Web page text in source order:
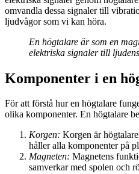
omvandla dessa signaler till
ljudvågor som vi kan höra.
En högtalare är som en
elektriska signaler till
Komponenter i en
För att förstå hur en högtalare
olika komponenter. En högtalare
Korgen: Korgen är
håller alla komponenter på
Magneten: Magnetens
samverkar med spolen och